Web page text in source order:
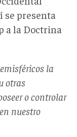
presenta
a la Doctrina
la
otras
o controlar
nuestro